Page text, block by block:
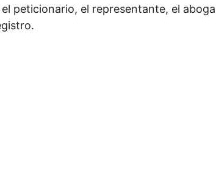
peticionario, el representante, el